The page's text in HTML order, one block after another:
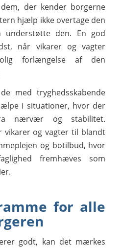
der kender borgerne
hjælp ikke overtage den
understøtte den. En god
når vikarer og vagter
forlængelse af den
med tryghedsskabende
i situationer, hvor der
nærvær og stabilitet.
vikarer og vagter til blandt
og botilbud, hvor
fremhæves som
for alle
godt, kan det mærkes